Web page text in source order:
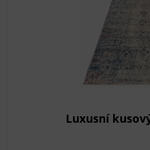
Luxusní